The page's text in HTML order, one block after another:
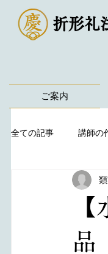
折形礼
ご案内
全ての記事 講師の
品